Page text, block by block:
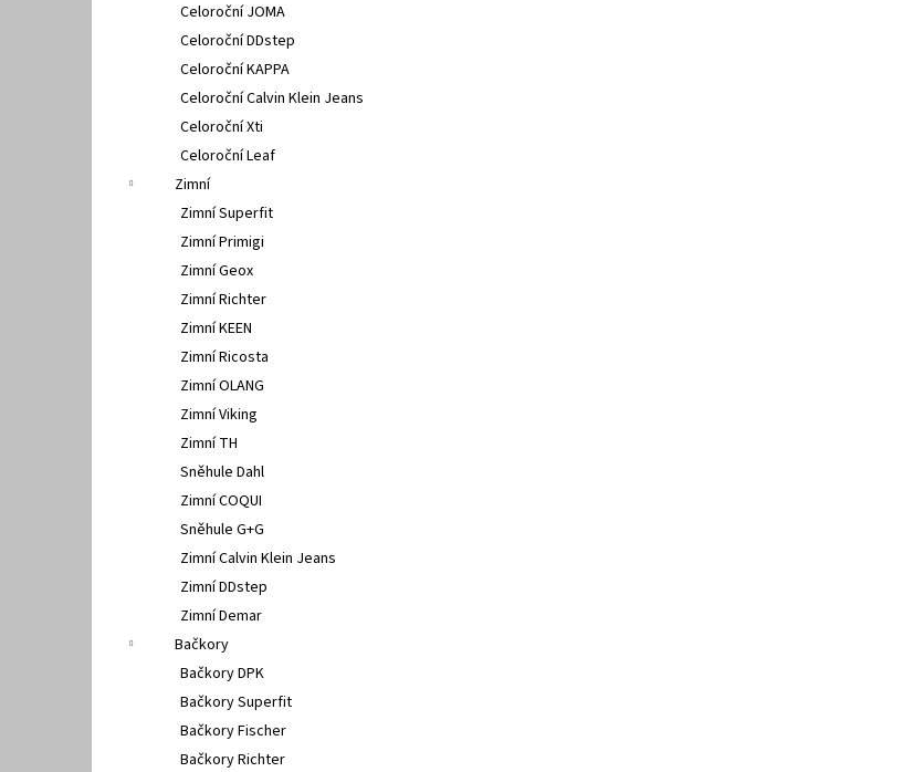
Celoroční JOMA
Celoroční DDstep
Celoroční KAPPA
Celoroční Calvin Klein Jeans
Celoroční Xti
Celoroční Leaf
Zimní
Zimní Superfit
Zimní Primigi
Zimní Geox
Zimní Richter
Zimní KEEN
Zimní Ricosta
Zimní OLANG
Zimní Viking
Zimní TH
Sněhule Dahl
Zimní COQUI
Sněhule G+G
Zimní Calvin Klein Jeans
Zimní DDstep
Zimní Demar
Bačkory
Bačkory DPK
Bačkory Superfit
Bačkory Fischer
Bačkory Richter